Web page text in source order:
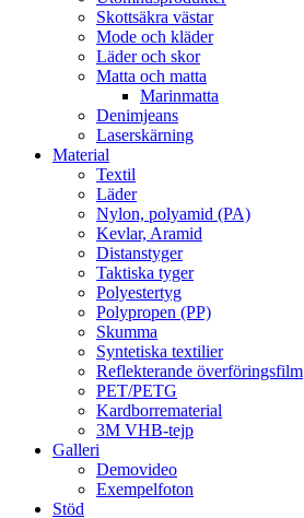
Skottsäkra västar
Mode och kläder
Läder och skor
Matta och matta
Marinmatta
Denimjeans
Laserskärning
Material
Textil
Läder
Nylon, polyamid (PA)
Kevlar, Aramid
Distanstyger
Taktiska tyger
Polyestertyg
Polypropen (PP)
Skumma
Syntetiska textilier
Reflekterande överföringsfilm
PET/PETG
Kardborrematerial
3M VHB-tejp
Galleri
Demovideo
Exempelfoton
Stöd